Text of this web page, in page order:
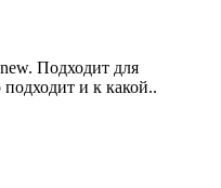
Подходит для
и к какой..